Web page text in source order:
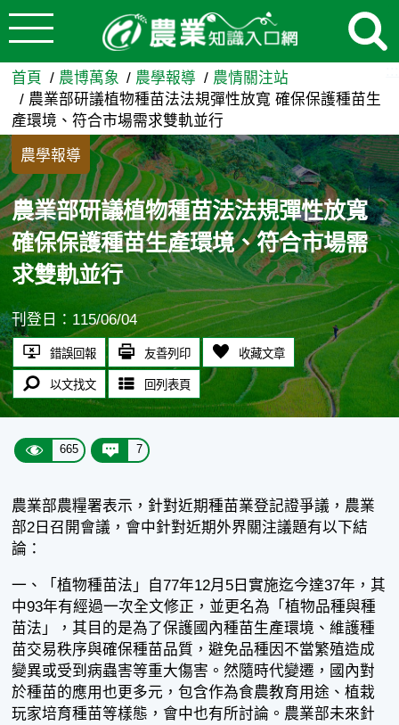
跳到主要內容
農業部研議植物種苗法法規
首頁 農博萬象 農學報導
農情關注站
農業部研議植物種苗法法規彈性放寬 確保保護種苗生
產環境、符合市場需求雙軌並行
農學報導
農業部研議植物種苗法法規彈性放寬
確保保護種苗生產環境、符合市場需
求雙軌並行
刊登日：115/06/04
錯誤回報 友善列印 收藏文章
以文找文 回列表頁
665 7
農業部農糧署表示，針對近期種苗業登記證爭議，農業
部2日召開會議，會中針對近期外界關注議題有以下結
論：
一、「植物種苗法」自77年12月5日實施迄今達37年，其
中93年有經過一次全文修正，並更名為「植物品種與種
苗法」，其目的是為了保護國內種苗生產環境、維護種
苗交易秩序與確保種苗品質，避免品種因不當繁殖造成
變異或受到病蟲害等重大傷害。然隨時代變遷，國內對
於種苗的應用也更多元，包含作為食農教育用途、植栽
玩家培育種苗等樣態，會中也有所討論。農業部未來針